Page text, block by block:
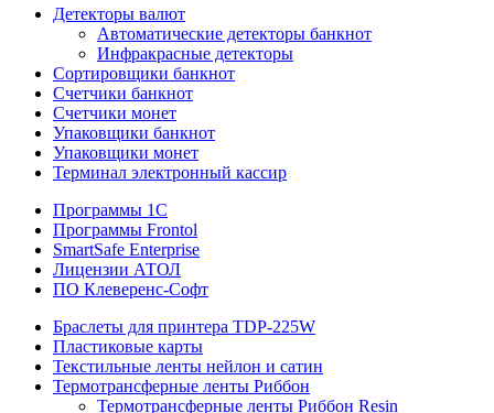
Детекторы валют
Автоматические детекторы банкнот
Инфракрасные детекторы
Сортировщики банкнот
Счетчики банкнот
Счетчики монет
Упаковщики банкнот
Упаковщики монет
Терминал электронный кассир
Программы 1C
Программы Frontol
SmartSafe Enterprise
Лицензии АТОЛ
ПО Клеверенс-Софт
Браслеты для принтера TDP-225W
Пластиковые карты
Текстильные ленты нейлон и сатин
Термотрансферные ленты Риббон
Термотрансферные ленты Риббон Resin